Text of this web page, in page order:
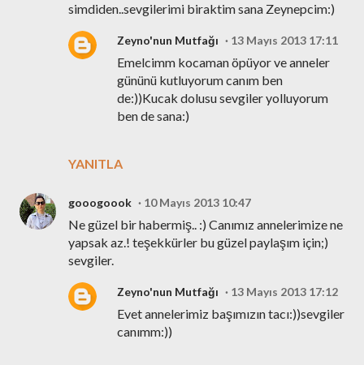
simdiden..sevgilerimi biraktim sana Zeynepcim:)
YANITLA
Zeyno'nun Mutfağı 13 Mayıs 2013 17:11
Emelcimm kocaman öpüyor ve anneler
gününü kutluyorum canım ben
de:))Kucak dolusu sevgiler yolluyorum
ben de sana:)
gooogoook 10 Mayıs 2013 10:47
Ne güzel bir habermiş.. :) Canımız annelerimize ne
yapsak az.! teşekkürler bu güzel paylaşım için;)
sevgiler.
Zeyno'nun Mutfağı 13 Mayıs 2013 17:12
Evet annelerimiz başımızın tacı:))sevgiler
canımm:))